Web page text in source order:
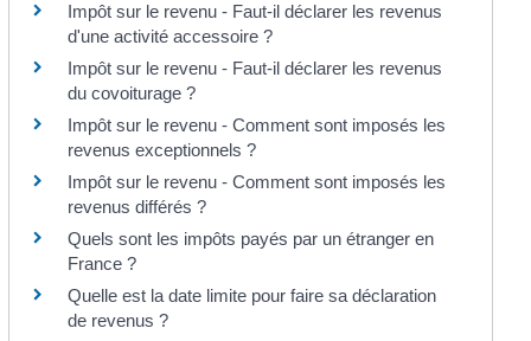
Impôt sur le revenu - Faut-il déclarer les revenus
d'une activité accessoire ?
Impôt sur le revenu - Faut-il déclarer les revenus
du covoiturage ?
Impôt sur le revenu - Comment sont imposés les
revenus exceptionnels ?
Impôt sur le revenu - Comment sont imposés les
revenus différés ?
Quels sont les impôts payés par un étranger en
France ?
Quelle est la date limite pour faire sa déclaration
de revenus ?